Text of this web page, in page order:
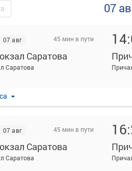
07
07 авг 45 мин в пути
Саратова
Саратова
07 авг 45 мин в пути
Саратова
Саратова